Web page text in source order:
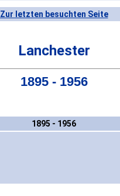
Zur letzten besuchten Seite
Lanchester
1895 - 1956
1895 - 1956